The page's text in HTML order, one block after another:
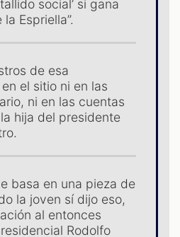
social’ si gana
Espriella”.
de esa
el sitio ni en las
ni en las cuentas
hija del presidente
basa en una pieza de
la joven sí dijo eso,
al entonces
Rodolfo